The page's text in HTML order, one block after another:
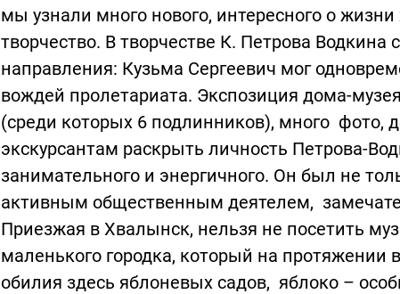
мы узнали много нового, интересного о
творчество. В творчестве К. Петрова
направления: Кузьма Сергеевич мог
вождей пролетариата. Экспозиция дома-
(среди которых 6 подлинников), много фото,
экскурсантам раскрыть личность Петрова-
занимательного и энергичного. Он был не
активным общественным деятелем,
Приезжая в Хвалынск, нельзя не посетить
маленького городка, который на
обилия здесь яблоневых садов, яблоко –